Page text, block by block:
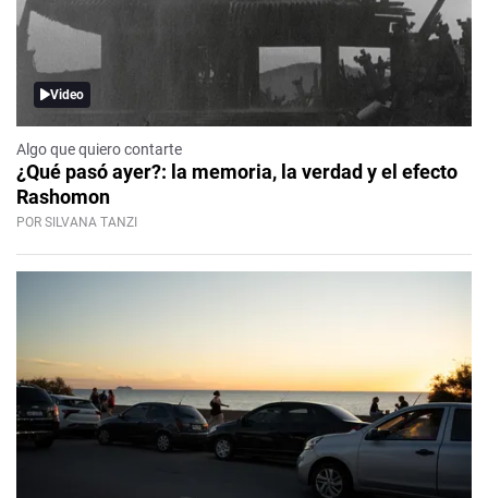
Video
Algo que quiero contarte
¿Qué pasó ayer?: la memoria, la verdad y el efecto
Rashomon
POR SILVANA TANZI